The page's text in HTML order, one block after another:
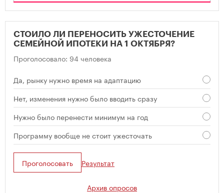
СТОИЛО ЛИ ПЕРЕНОСИТЬ УЖЕСТОЧЕНИЕ
СЕМЕЙНОЙ ИПОТЕКИ НА 1 ОКТЯБРЯ?
Проголосовало: 94 человека
Да, рынку нужно время на адаптацию
Нет, изменения нужно было вводить сразу
Нужно было перенести минимум на год
Программу вообще не стоит ужесточать
Проголосовать Результат
Архив опросов